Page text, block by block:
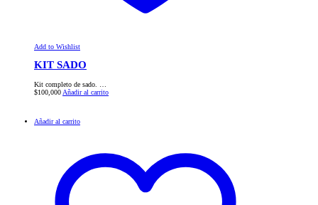
Add to Wishlist
KIT SADO
Kit completo de sado. …
$100,000 Añadir al carrito
Añadir al carrito